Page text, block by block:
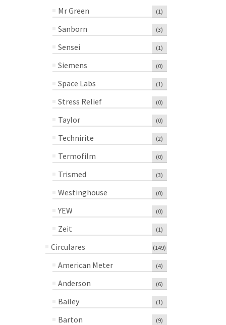
Mr Green (1)
Sanborn (3)
Sensei (1)
Siemens (0)
Space Labs (1)
Stress Relief (0)
Taylor (0)
Technirite (2)
Termofilm (0)
Trismed (3)
Westinghouse (0)
YEW (0)
Zeit (1)
Circulares (149)
American Meter (4)
Anderson (6)
Bailey (1)
Barton (9)